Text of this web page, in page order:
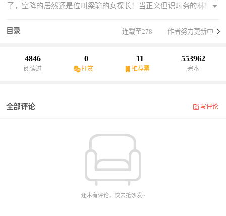
了，空降的居然还是位叫梁瑜的女探长！当正义但识时务的林柏遇
目录
连载至278 作者努力更新中
4846
阅读过
0
打赏
11
推荐票
553962
完本
全部评论 写评论
还木有评论，快去抢沙发~